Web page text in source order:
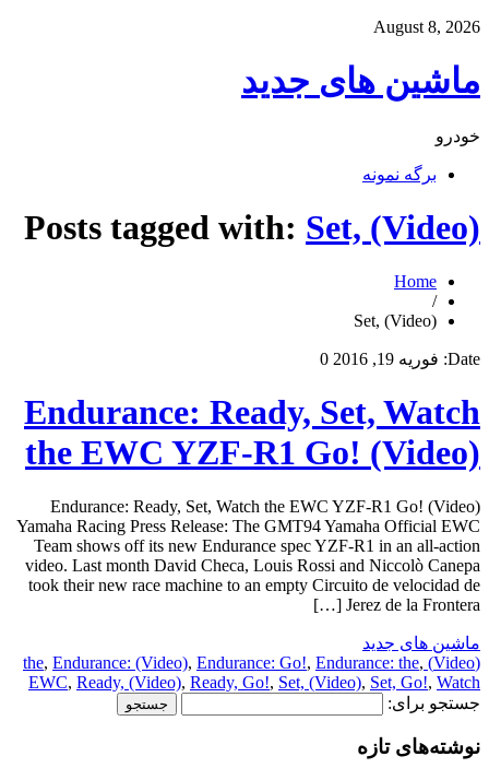
August 8, 2026
ماشین های جدید
خودرو
برگه نمونه
Posts tagged with: Set, (Video)
Home
/
Set, (Video)
Date: فوریه 19, 2016 0
Endurance: Ready, Set, Watch
the EWC YZF-R1 Go! (Video)
Endurance: Ready, Set, Watch the EWC YZF-R1 Go! (Video)
Yamaha Racing Press Release: The GMT94 Yamaha Official EWC
Team shows off its new Endurance spec YZF-R1 in an all-action
video. Last month David Checa, Louis Rossi and Niccolò Canepa
took their new race machine to an empty Circuito de velocidad de
Jerez de la Frontera […]
ماشین های جدید
(Video) the
, Endurance: (Video), Endurance: Go!, Endurance: the,
EWC, Ready, (Video), Ready, Go!, Set, (Video), Set, Go!, Watch
جستجو برای:
نوشته‌های تازه